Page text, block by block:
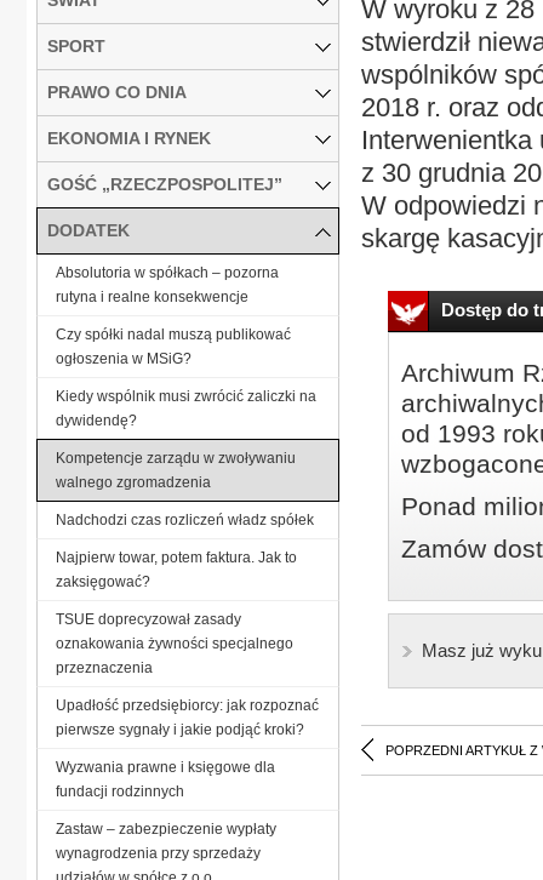
W wyroku z
stwierdził
wspólników
2018 r. oraz
Interwenientka
z 30 grudnia
W odpowiedzi
skargę
Dostęp do
Archiwum
od 1993
Ponad
Zamów
Masz już
POPRZEDNI ARTYKUŁ Z
SPORT
PRAWO CO DNIA
EKONOMIA I RYNEK
GOŚĆ „RZECZPOSPOLITEJ”
DODATEK
Absolutoria w spółkach – pozorna
rutyna i realne konsekwencje
Czy spółki nadal muszą publikować
ogłoszenia w MSiG?
Kiedy wspólnik musi zwrócić zaliczki na
dywidendę?
Kompetencje zarządu w zwoływaniu
walnego zgromadzenia
Nadchodzi czas rozliczeń władz spółek
Najpierw towar, potem faktura. Jak to
zaksięgować?
TSUE doprecyzował zasady
oznakowania żywności specjalnego
przeznaczenia
Upadłość przedsiębiorcy: jak rozpoznać
pierwsze sygnały i jakie podjąć kroki?
Wyzwania prawne i księgowe dla
fundacji rodzinnych
Zastaw – zabezpieczenie wypłaty
wynagrodzenia przy sprzedaży